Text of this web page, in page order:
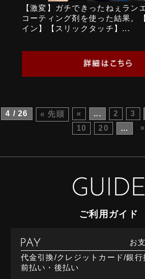
【激変】ガチできったねぇラン
コーティング剤を使った結果。
イン】【スリックタッチ】...
4 / 26 « 先頭 « ... 2 3
10
20 ... »
ご利用ガイド
お
代金引換/クレジットカード/銀行
前払い・後払い